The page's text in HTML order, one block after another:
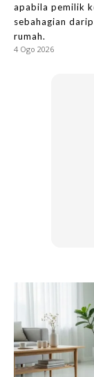
Casa
apabila pemilik
sebahagian
rumah.
4 Ogo 2026